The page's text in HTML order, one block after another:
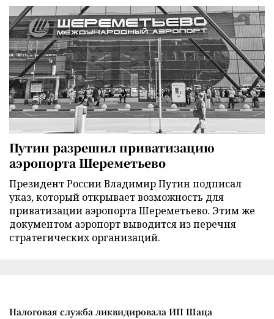
Путин разрешил приватизацию
аэропорта Шереметьево
Президент России Владимир Путин подписал
указ, который открывает возможность для
приватизации аэропорта Шереметьево. Этим же
документом аэропорт выводится из перечня
стратегических организаций.
Налоговая служба ликвидировала ИП Шаца